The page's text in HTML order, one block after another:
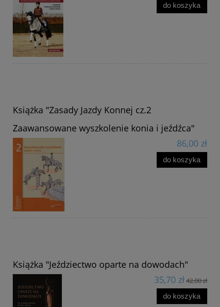
do koszyka
Książka "Zasady Jazdy Konnej cz.2
Zaawansowane wyszkolenie konia i jeźdźca"
86,00 zł
do koszyka
Książka "Jeździectwo oparte na dowodach"
35,70 zł42,00 zł
do koszyka